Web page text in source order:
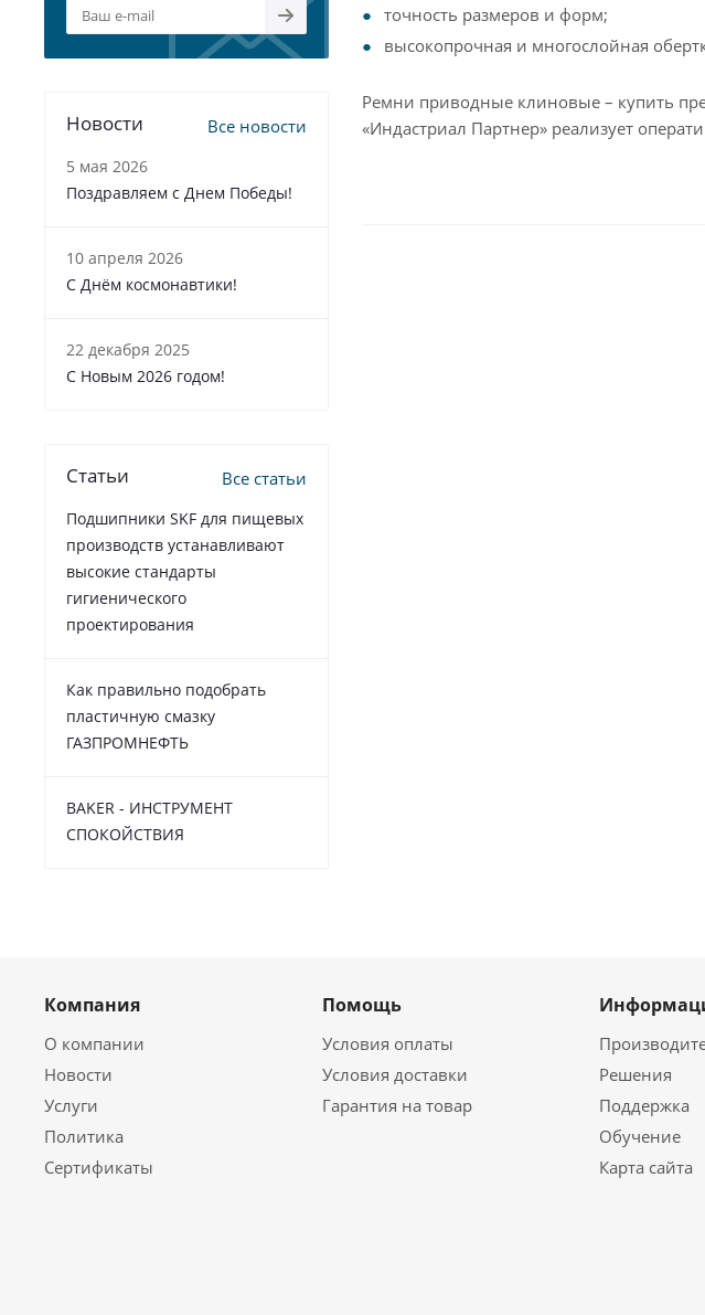
точность размеров и форм;
высокопрочная и многослойная
Ремни приводные клиновые – купить
«Индастриал Партнер» реализует
Новости Все новости
5 мая 2026
Поздравляем с Днем Победы!
10 апреля 2026
С Днём космонавтики!
22 декабря 2025
C Новым 2026 годом!
Статьи Все статьи
Подшипники SKF для пищевых
производств устанавливают
высокие стандарты
гигиенического
проектирования
Как правильно подобрать
пластичную смазку
ГАЗПРОМНЕФТЬ
BAKER - ИНСТРУМЕНТ
СПОКОЙСТВИЯ
Компания
О компании
Новости
Услуги
Политика
Сертификаты
Помощь
Условия оплаты
Условия доставки
Гарантия на товар
Решения
Поддержка
Обучение
Карта сайта